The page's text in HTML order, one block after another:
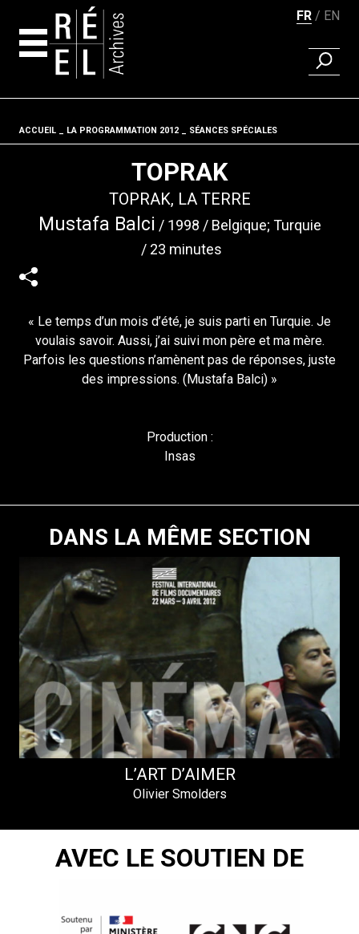
FR EN
Fil d'ariane
ACCUEIL LA PROGRAMMATION 2012 SÉANCES SPÉCIALES
TOPRAK
TOPRAK, LA TERRE
Mustafa Balci 1998
Belgique; Turquie
23 minutes
« Le temps d’un mois d’été, je suis parti en Turquie. Je
voulais savoir. Aussi, j’ai suivi mon père et ma mère.
Parfois les questions n’amènent pas de réponses, juste
des impressions. (Mustafa Balci) »
Production :
Insas
DANS LA MÊME SECTION
L’ART D’AIMER
Olivier Smolders
AVEC LE SOUTIEN DE